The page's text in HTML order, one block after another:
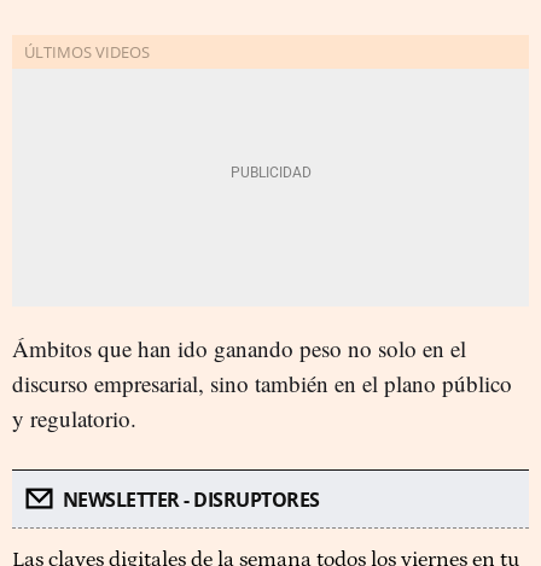
Ámbitos que han ido ganando peso no solo en el
discurso empresarial, sino también en el plano público
y regulatorio.
NEWSLETTER - DISRUPTORES
Las claves digitales de la semana todos los viernes en tu